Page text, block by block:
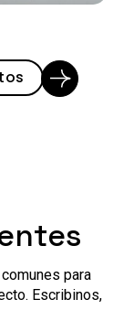
para
Escribinos,